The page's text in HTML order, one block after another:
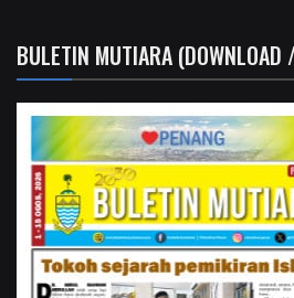
BULETIN MUTIARA